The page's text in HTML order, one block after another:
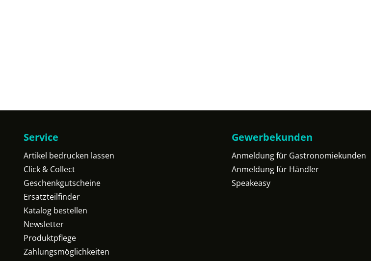
Service
Artikel bedrucken lassen
Click & Collect
Geschenkgutscheine
Ersatzteilfinder
Katalog bestellen
Newsletter
Produktpflege
Zahlungsmöglichkeiten
Gewerbekunden
Anmeldung für Gastronomiekunden
Anmeldung für Händler
Speakeasy